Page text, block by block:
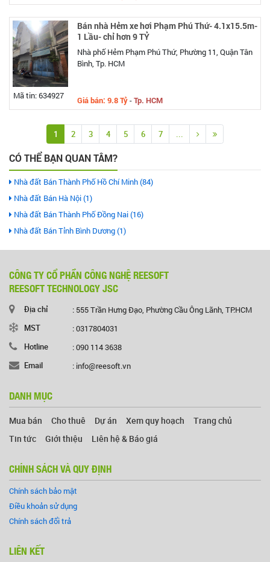
Mã tin: 634927
Bán nhà Hẻm xe hơi Phạm Phú Thứ- 4.1x15.5m-
1 Lầu- chỉ hơn 9 TỶ
Nhà phố Hẻm Phạm Phú Thứ, Phường 11, Quận Tân
Bình, Tp. HCM
Giá bán: 9.8 Tỷ-Tp. HCM
1 2 3 4 5 6 7 ...
CÓ THỂ BẠN QUAN TÂM?
Nhà đất Bán Thành Phố Hồ Chí Minh (84)
Nhà đất Bán Hà Nội (1)
Nhà đất Bán Thành Phố Đồng Nai (16)
Nhà đất Bán Tỉnh Bình Dương (1)
CÔNG TY CỔ PHẦN CÔNG NGHỆ REESOFT
REESOFT TECHNOLOGY JSC
Địa chỉ
: 555 Trần Hưng Đạo, Phường Cầu Ông Lãnh, TP.HCM
MST
: 0317804031
Hotline
: 090 114 3638
Email
: info@reesoft.vn
DANH MỤC
Mua bán Cho thuê Dự án Xem quy hoạch
Trang chủ
Tin tức
Giới thiệu Liên hệ & Báo giá
CHÍNH SÁCH VÀ QUY ĐỊNH
Chính sách bảo mật
Điều khoản sử dụng
Chính sách đổi trả
LIÊN KẾT